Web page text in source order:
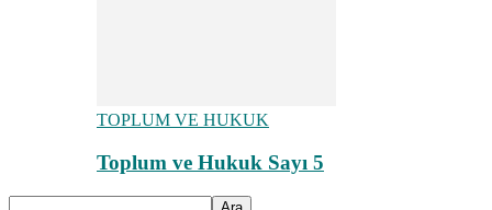
TOPLUM VE HUKUK
Toplum ve Hukuk Sayı 5